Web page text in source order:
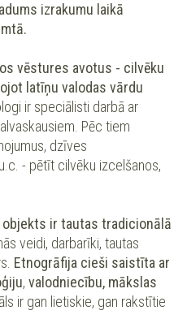
izrakumu laikā
vēstures avotus - cilvēku
latīņu valodas vārdu
ir speciālisti darbā ar
Pēc tiem
dzīves
- pētīt cilvēku izcelšanos,
ir tautas tradicionālā
veidi, darbarīki, tautas
Etnogrāfija cieši saistīta ar
, valodniecību, mākslas
ir gan lietiskie, gan rakstītie